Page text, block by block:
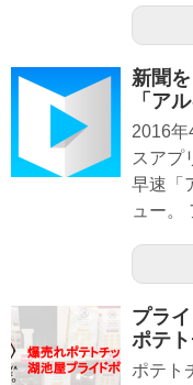
新聞
「ア
2016
スアプ
早速「
ュー。
プラ
ポテ
ポテト